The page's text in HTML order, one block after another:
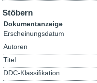
Stöbern
Dokumentanzeige
Erscheinungsdatum
Autoren
Titel
DDC-Klassifikation